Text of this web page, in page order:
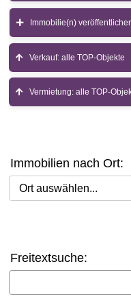
Immobilie(n)
Verkauf: alle TOP-Objekte
Vermietung: alle TOP-
Immobilien nach Ort:
Ort auswählen
Freitextsuche: